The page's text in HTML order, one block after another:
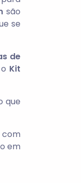
são
se
de
Kit
que
com
em